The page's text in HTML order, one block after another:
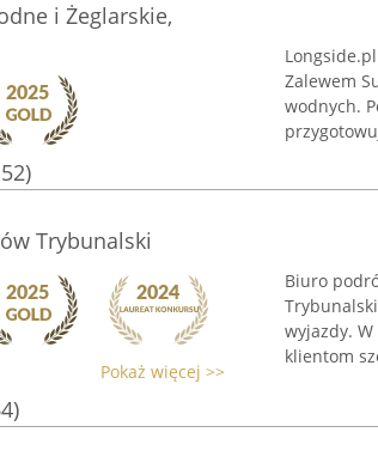
i Żeglarskie,
Zalewem
wodnych.
Trybunalski
Pokaż więcej >>
Biuro
wyjazdy.
klientom